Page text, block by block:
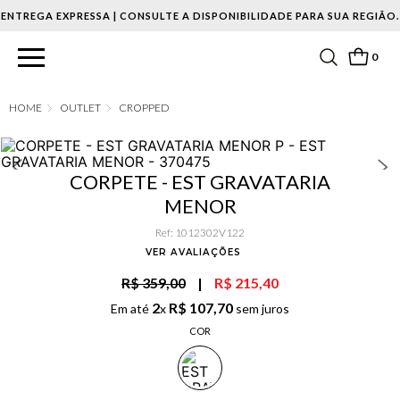
ENTREGA EXPRESSA | CONSULTE A DISPONIBILIDADE PARA SUA REGIÃO.
0
OUTLET CROPPED
CORPETE - EST GRAVATARIA
MENOR
Ref: 1012302V122
VER AVALIAÇÕES
R$ 359,00 | R$ 215,40
Em até 2x R$ 107,70 sem juros
COR